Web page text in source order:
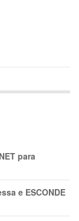
para
e ESCONDE